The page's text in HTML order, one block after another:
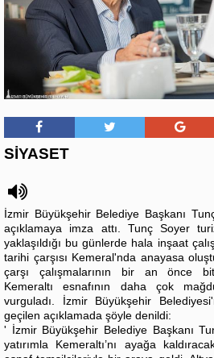
SİYASET
İzmir Büyükşehir Belediye Başkanı
açıklamaya imza attı. Tunç Soyer
yaklaşıldığı bu günlerde hala inşaat
tarihi çarşısı Kemeral'nda anayasa
çarşı çalışmalarının bir an önce
Kemeraltı esnafının daha çok
vurguladı. İzmir Büyükşehir
geçilen açıklamada şöyle denildi:
' İzmir Büyükşehir Belediye Başkanı
yatırımla Kemeraltı’nı ayağa